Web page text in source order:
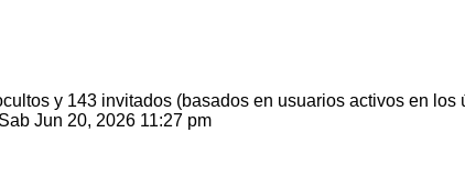
y 143 invitados (basados en usuarios activos en los
Jun 20, 2026 11:27 pm